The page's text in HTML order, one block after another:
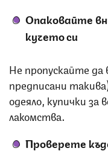
Опаковайте
кучето си
Не пропускайте
предписани
одеяло, купички за
лакомства.
Проверете